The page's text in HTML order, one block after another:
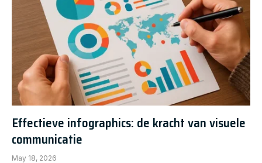
Effectieve infographics: de kracht van visuele
communicatie
May 18, 2026